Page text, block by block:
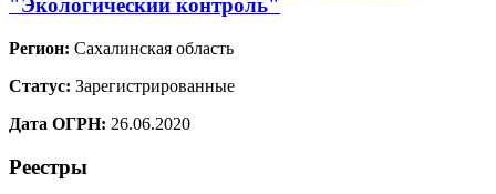
"Экологический контроль"
Регион: Сахалинская область
Статус: Зарегистрированные
Дата ОГРН: 26.06.2020
Реестры